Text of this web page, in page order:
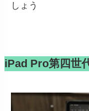
しょう
iPad Pro第四世